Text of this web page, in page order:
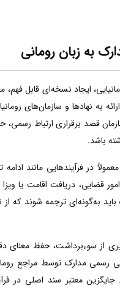
به زبان رومانی
ایجاد نسخه‌ای قابل
به نهادها و سازمان‌های
قصد برقراری ارتباط رسمی،
باشد.
در فرآیندهایی مانند
قضایی، دریافت اقامت یا ویزا
باید به‌گونه‌ای ترجمه شوند که
از سوءبرداشت، حفظ معنای
رسمی مدارک توسط مراجع
جایگزین معتبر سند اصلی در